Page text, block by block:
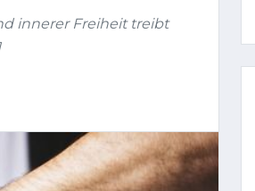
innerer Freiheit treibt